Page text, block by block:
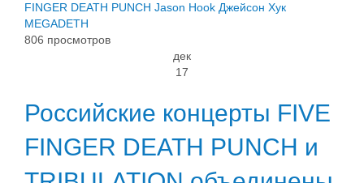
FINGER DEATH PUNCH Jason Hook Джейсон Хук
MEGADETH
806 просмотров
дек
17
Российские концерты FIVE
FINGER DEATH PUNCH и